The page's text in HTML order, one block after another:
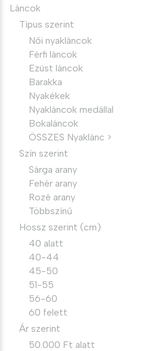
Láncok
Típus szerint
Női nyakláncok
Férfi láncok
Ezüst láncok
Barakka
Nyakékek
Nyakláncok medállal
Bokaláncok
ÖSSZES Nyaklánc >
Szín szerint
Sárga arany
Fehér arany
Rozé arany
Többszínű
Hossz szerint (cm)
40 alatt
40-44
45-50
51-55
56-60
60 felett
Ár szerint
50.000 Ft alatt